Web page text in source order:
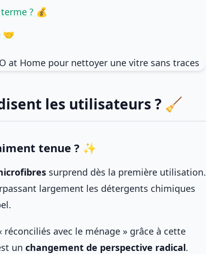
? 💰
🤝
les utilisateurs ? 🧹
tenue ? ✨
surprend dès la première utilisation.
largement les détergents chimiques
avec le ménage » grâce à cette
un changement de perspective radical.